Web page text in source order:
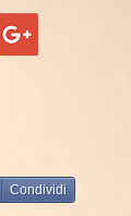
Condividi